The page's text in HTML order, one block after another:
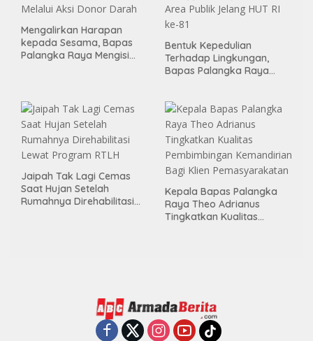
Mengalirkan Harapan
kepada Sesama, Bapas
Palangka Raya Mengisi
Bentuk Kepedulian
Terhadap Lingkungan,
Bapas Palangka Raya
ke-81
Jaipah Tak Lagi Cemas
Saat Hujan Setelah
Rumahnya Direhabilitasi
Kepala Bapas Palangka
Raya Theo Adrianus
Tingkatkan Kualitas